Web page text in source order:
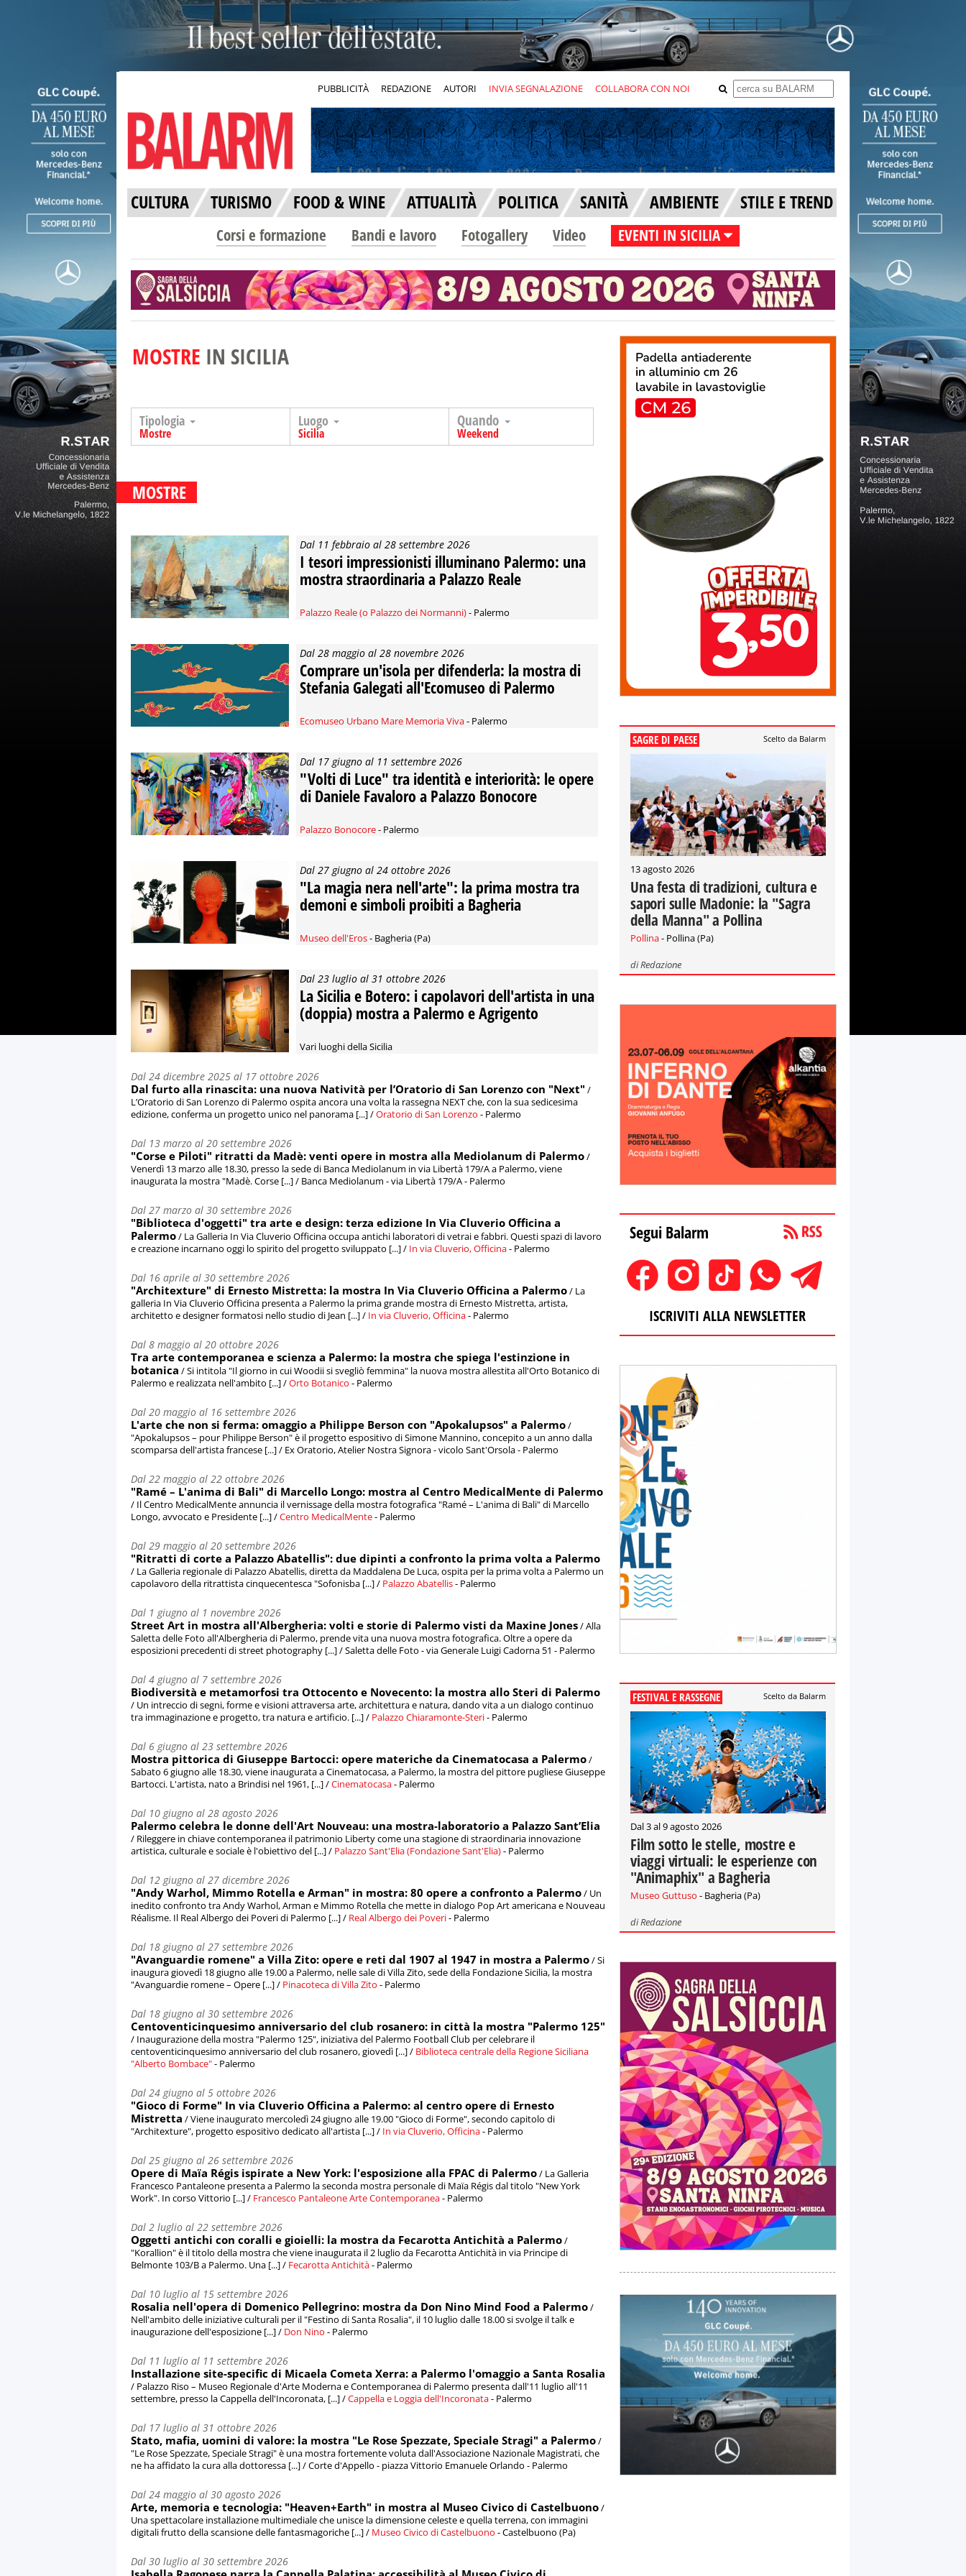
PUBBLICITÀ REDAZIONE AUTORI INVIA SEGNALAZIONE COLLABORA CON NOI
CULTURA TURISMO FOOD & WINE ATTUALITÀ POLITICA SANITÀ AMBIENTE STILE E TREND
Corsi e formazione Bandi e lavoro Fotogallery Video EVENTI IN SICILIA
MOSTRE IN SICILIA
Tipologia
Mostre
Luogo
Sicilia
Quando
Weekend
MOSTRE
Dal 11 febbraio al 28 settembre 2026
I tesori impressionisti illuminano Palermo: una
mostra straordinaria a Palazzo Reale
Palazzo Reale (o Palazzo dei Normanni)- Palermo
Dal 28 maggio al 28 novembre 2026
Comprare un'isola per difenderla: la mostra di
Stefania Galegati all'Ecomuseo di Palermo
Ecomuseo Urbano Mare Memoria Viva- Palermo
Dal 17 giugno al 11 settembre 2026
"Volti di Luce" tra identità e interiorità: le opere
di Daniele Favaloro a Palazzo Bonocore
Palazzo Bonocore- Palermo
Dal 27 giugno al 24 ottobre 2026
"La magia nera nell'arte": la prima mostra tra
demoni e simboli proibiti a Bagheria
Museo dell'Eros- Bagheria (Pa)
Dal 23 luglio al 31 ottobre 2026
La Sicilia e Botero: i capolavori dell'artista in una
(doppia) mostra a Palermo e Agrigento
Vari luoghi della Sicilia
Dal 24 dicembre 2025 al 17 ottobre 2026
Dal furto alla rinascita: una nuova Natività per l’Oratorio di San Lorenzo con "Next" /
L’Oratorio di San Lorenzo di Palermo ospita ancora una volta la rassegna NEXT che, con la sua sedicesima
edizione, conferma un progetto unico nel panorama [...] /Oratorio di San Lorenzo - Palermo
Dal 13 marzo al 20 settembre 2026
"Corse e Piloti" ritratti da Madè: venti opere in mostra alla Mediolanum di Palermo/
Venerdì 13 marzo alle 18.30, presso la sede di Banca Mediolanum in via Libertà 179/A a Palermo, viene
inaugurata la mostra "Madè. Corse [...] / Banca Mediolanum - via Libertà 179/A - Palermo
Dal 27 marzo al 30 settembre 2026
"Biblioteca d'oggetti" tra arte e design: terza edizione In Via Cluverio Officina a
Palermo/ La Galleria In Via Cluverio Officina occupa antichi laboratori di vetrai e fabbri. Questi spazi di lavoro
e creazione incarnano oggi lo spirito del progetto sviluppato [...] / In via Cluverio, Officina- Palermo
Dal 16 aprile al 30 settembre 2026
"Architexture" di Ernesto Mistretta: la mostra In Via Cluverio Officina a Palermo/ La
galleria In Via Cluverio Officina presenta a Palermo la prima grande mostra di Ernesto Mistretta, artista,
architetto e designer formatosi nello studio di Jean [...] / In via Cluverio, Officina- Palermo
Dal 8 maggio al 20 ottobre 2026
Tra arte contemporanea e scienza a Palermo: la mostra che spiega l'estinzione in
botanica / Si intitola "Il giorno in cui Woodii si svegliò femmina" la nuova mostra allestita all'Orto Botanico di
Palermo e realizzata nell'ambito [...] /Orto Botanico - Palermo
Dal 20 maggio al 16 settembre 2026
L'arte che non si ferma: omaggio a Philippe Berson con "Apokalupsos" a Palermo/
"Apokalupsos – pour Philippe Berson" è il progetto espositivo di Simone Mannino, concepito a un anno dalla
scomparsa dell'artista francese [...] / Ex Oratorio, Atelier Nostra Signora - vicolo Sant'Orsola - Palermo
Dal 22 maggio al 22 ottobre 2026
"Ramé – L'anima di Bali" di Marcello Longo: mostra al Centro MedicalMente di Palermo
/ Il Centro MedicalMente annuncia il vernissage della mostra fotografica "Ramé – L'anima di Bali" di Marcello
Longo, avvocato e Presidente [...] /Centro MedicalMente- Palermo
Dal 29 maggio al 20 settembre 2026
"Ritratti di corte a Palazzo Abatellis": due dipinti a confronto la prima volta a Palermo
/ La Galleria regionale di Palazzo Abatellis, diretta da Maddalena De Luca, ospita per la prima volta a Palermo un
capolavoro della ritrattista cinquecentesca "Sofonisba [...] / Palazzo Abatellis- Palermo
Dal 1 giugno al 1 novembre 2026
Street Art in mostra all'Albergheria: volti e storie di Palermo visti da Maxine Jones/ Alla
Saletta delle Foto all'Albergheria di Palermo, prende vita una nuova mostra fotografica. Oltre a opere da
esposizioni precedenti di street photography [...] / Saletta delle Foto - via Generale Luigi Cadorna 51 - Palermo
Dal 4 giugno al 7 settembre 2026
Biodiversità e metamorfosi tra Ottocento e Novecento: la mostra allo Steri di Palermo
/ Un intreccio di segni, forme e visioni attraversa arte, architettura e natura, dando vita a un dialogo continuo
tra immaginazione e progetto, tra natura e artificio. [...] / Palazzo Chiaramonte-Steri- Palermo
Dal 6 giugno al 23 settembre 2026
Mostra pittorica di Giuseppe Bartocci: opere materiche da Cinematocasa a Palermo/
Sabato 6 giugno alle 18.30, viene inaugurata a Cinematocasa, a Palermo, la mostra del pittore pugliese Giuseppe
Bartocci. L'artista, nato a Brindisi nel 1961, [...] /Cinematocasa- Palermo
Dal 10 giugno al 28 agosto 2026
Palermo celebra le donne dell'Art Nouveau: una mostra-laboratorio a Palazzo Sant’Elia
/ Rileggere in chiave contemporanea il patrimonio Liberty come una stagione di straordinaria innovazione
artistica, culturale e sociale è l'obiettivo del [...] / Palazzo Sant'Elia (Fondazione Sant'Elia)- Palermo
Dal 12 giugno al 27 dicembre 2026
"Andy Warhol, Mimmo Rotella e Arman" in mostra: 80 opere a confronto a Palermo/ Un
inedito confronto tra Andy Warhol, Arman e Mimmo Rotella che mette in dialogo Pop Art americana e Nouveau
Réalisme. Il Real Albergo dei Poveri di Palermo [...] / Real Albergo dei Poveri- Palermo
Dal 18 giugno al 27 settembre 2026
"Avanguardie romene" a Villa Zito: opere e reti dal 1907 al 1947 in mostra a Palermo/ Si
inaugura giovedì 18 giugno alle 19.00 a Palermo, nelle sale di Villa Zito, sede della Fondazione Sicilia, la mostra
"Avanguardie romene – Opere [...] / Pinacoteca di Villa Zito - Palermo
Dal 18 giugno al 30 settembre 2026
Centoventicinquesimo anniversario del club rosanero: in città la mostra "Palermo 125"
/ Inaugurazione della mostra "Palermo 125", iniziativa del Palermo Football Club per celebrare il
centoventicinquesimo anniversario del club rosanero, giovedì [...] / Biblioteca centrale della Regione Siciliana
"Alberto Bombace"- Palermo
Dal 24 giugno al 5 ottobre 2026
"Gioco di Forme" In via Cluverio Officina a Palermo: al centro opere di Ernesto
Mistretta / Viene inaugurato mercoledì 24 giugno alle 19.00 "Gioco di Forme", secondo capitolo di
"Architexture", progetto espositivo dedicato all'artista [...] / In via Cluverio, Officina- Palermo
Dal 25 giugno al 26 settembre 2026
Opere di Maïa Régis ispirate a New York: l'esposizione alla FPAC di Palermo/ La Galleria
Francesco Pantaleone presenta a Palermo la seconda mostra personale di Maïa Régis dal titolo "New York
Work". In corso Vittorio [...] / Francesco Pantaleone Arte Contemporanea- Palermo
Dal 2 luglio al 22 settembre 2026
Oggetti antichi con coralli e gioielli: la mostra da Fecarotta Antichità a Palermo/
"Korallion" è il titolo della mostra che viene inaugurata il 2 luglio da Fecarotta Antichità in via Principe di
Belmonte 103/B a Palermo. Una [...] / Fecarotta Antichità- Palermo
Dal 10 luglio al 15 settembre 2026
Rosalia nell'opera di Domenico Pellegrino: mostra da Don Nino Mind Food a Palermo/
Nell'ambito delle iniziative culturali per il "Festino di Santa Rosalia", il 10 luglio dalle 18.00 si svolge il talk e
inaugurazione dell'esposizione [...] / Don Nino - Palermo
Dal 11 luglio al 11 settembre 2026
Installazione site-specific di Micaela Cometa Xerra: a Palermo l'omaggio a Santa Rosalia
/ Palazzo Riso – Museo Regionale d'Arte Moderna e Contemporanea di Palermo presenta dall'11 luglio all'11
settembre, presso la Cappella dell'Incoronata, [...] /Cappella e Loggia dell'Incoronata- Palermo
Dal 17 luglio al 31 ottobre 2026
Stato, mafia, uomini di valore: la mostra "Le Rose Spezzate, Speciale Stragi" a Palermo/
"Le Rose Spezzate, Speciale Stragi" è una mostra fortemente voluta dall'Associazione Nazionale Magistrati, che
ne ha affidato la cura alla dottoressa [...] / Corte d'Appello - piazza Vittorio Emanuele Orlando - Palermo
Dal 24 maggio al 30 agosto 2026
Arte, memoria e tecnologia: "Heaven+Earth" in mostra al Museo Civico di Castelbuono/
Una spettacolare installazione multimediale che unisce la dimensione celeste e quella terrena, con immagini
digitali frutto della scansione delle fantasmagoriche [...] / Museo Civico di Castelbuono - Castelbuono (Pa)
Dal 30 luglio al 30 settembre 2026
SAGRE DI PAESE Scelto da Balarm
13 agosto 2026
Una festa di tradizioni, cultura e
sapori sulle Madonie: la "Sagra
della Manna" a Pollina
Pollina- Pollina (Pa)
diRedazione
Segui Balarm
ISCRIVITI ALLA NEWSLETTER
FESTIVAL E RASSEGNE Scelto da Balarm
Dal 3 al 9 agosto 2026
Film sotto le stelle, mostre e
viaggi virtuali: le esperienze con
"Animaphix" a Bagheria
Museo Guttuso - Bagheria (Pa)
diRedazione